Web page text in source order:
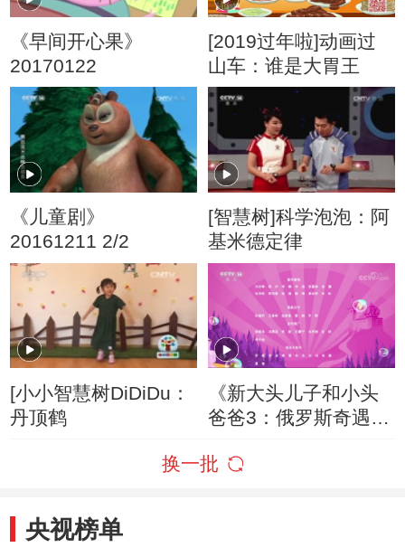
《早间开心果》
20170122
[2019过年啦]动画过
山车：谁是大胃王
《儿童剧》
20161211 2/2
[智慧树]科学泡泡：阿
基米德定律
[小小智慧树DiDiDu：
丹顶鹤
《新大头儿子和小头
爸爸3：俄罗斯奇遇
换一批
央视榜单